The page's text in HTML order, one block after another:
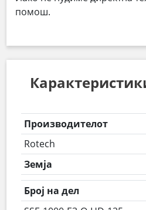
помош.
Производителот
Rotech
Земја
Број на дел